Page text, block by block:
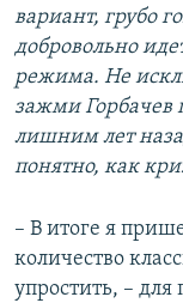
вариант, грубо
добровольно
режима. Не
зажми Горбачев
лишним лет
понятно, как
– В итоге я
количество
упростить, –